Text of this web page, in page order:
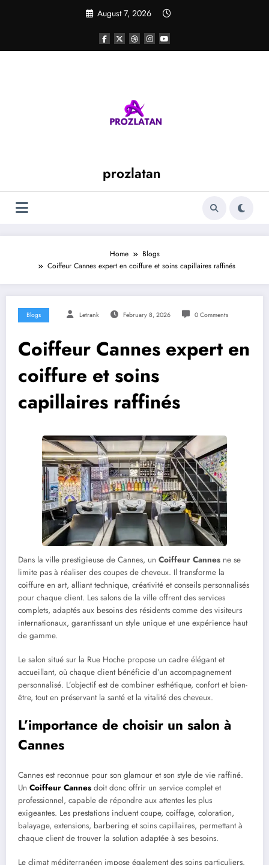
August 7, 2026
prozlatan
Home
Blogs
Coiffeur Cannes expert en coiffure et soins capillaires raffinés
Blogs Letrank February 8, 2026 0 Comments
Coiffeur Cannes expert en
coiffure et soins
capillaires raffinés
Dans la ville prestigieuse de Cannes, un Coiffeur Cannes ne se
limite pas à réaliser des coupes de cheveux. Il transforme la
coiffure en art, alliant technique, créativité et conseils personnalisés
pour chaque client. Les salons de la ville offrent des services
complets, adaptés aux besoins des résidents comme des visiteurs
internationaux, garantissant un style unique et une expérience haut
de gamme.
Le salon situé sur la Rue Hoche propose un cadre élégant et
accueillant, où chaque client bénéficie d’un accompagnement
personnalisé. L’objectif est de combiner esthétique, confort et bien-
être, tout en préservant la santé et la vitalité des cheveux.
L’importance de choisir un salon à
Cannes
Cannes est reconnue pour son glamour et son style de vie raffiné.
Un Coiffeur Cannes doit donc offrir un service complet et
professionnel, capable de répondre aux attentes les plus
exigeantes. Les prestations incluent coupe, coiffage, coloration,
balayage, extensions, barbering et soins capillaires, permettant à
chaque client de trouver la solution adaptée à ses besoins.
Le climat méditerranéen impose également des soins particuliers.